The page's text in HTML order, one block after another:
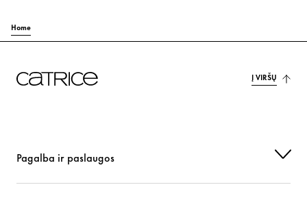
Home
Į VIRŠŲ
Pagalba ir paslaugos